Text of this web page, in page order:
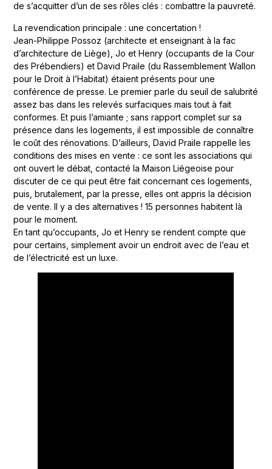
de s’acquitter d’un de ses rôles clés : combattre la pauvreté.
La revendication principale : une concertation !
Jean-Philippe Possoz (architecte et enseignant à la fac
d’architecture de Liège), Jo et Henry (occupants de la Cour
des Prébendiers) et David Praile (du Rassemblement Wallon
pour le Droit à l’Habitat) étaient présents pour une
conférence de presse. Le premier parle du seuil de salubrité
assez bas dans les relevés surfaciques mais tout à fait
conformes. Et puis l’amiante ; sans rapport complet sur sa
présence dans les logements, il est impossible de connaître
le coût des rénovations. D’ailleurs, David Praile rappelle les
conditions des mises en vente : ce sont les associations qui
ont ouvert le débat, contacté la Maison Liégeoise pour
discuter de ce qui peut être fait concernant ces logements,
puis, brutalement, par la presse, elles ont appris la décision
de vente. Il y a des alternatives ! 15 personnes habitent là
pour le moment.
En tant qu’occupants, Jo et Henry se rendent compte que
pour certains, simplement avoir un endroit avec de l’eau et
de l’électricité est un luxe.